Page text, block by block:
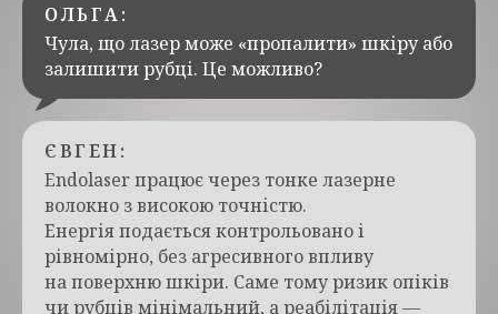
ОЛЬГА:
Чула, що лазер може «пропалити» шкіру або
залишити рубці. Це можливо?
ЄВГЕН:
Endolaser працює через тонке лазерне
волокно з високою точністю.
Енергія подається контрольовано і
рівномірно, без агресивного впливу
на поверхню шкіри. Саме тому ризик опіків
чи рубців мінімальний, а реабілітація —